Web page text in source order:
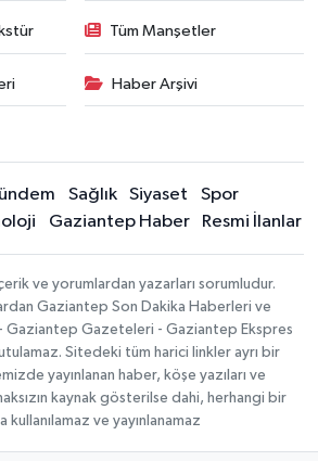
Tüm Manşetler
Haber Arşivi
Sağlık Siyaset
Spor
Gaziantep Haber Resmi İlanlar
ve yorumlardan yazarları sorumludur.
Gaziantep Son Dakika Haberleri ve
Gaziantep Gazeteleri - Gaziantep Ekspres
Sitedeki tüm harici linkler ayrı bir
yayınlanan haber, köşe yazıları ve
kaynak gösterilse dahi, herhangi bir
kullanılamaz ve yayınlanamaz